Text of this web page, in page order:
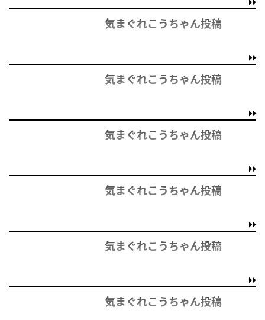
気まぐれこうちゃん投稿
気まぐれこうちゃん投稿
気まぐれこうちゃん投稿
気まぐれこうちゃん投稿
気まぐれこうちゃん投稿
気まぐれこうちゃん投稿